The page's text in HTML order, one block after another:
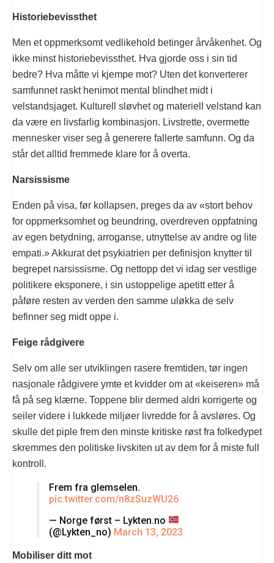
Historiebevissthet
Men et oppmerksomt vedlikehold betinger årvåkenhet. Og
ikke minst historiebevissthet. Hva gjorde oss i sin tid
bedre? Hva måtte vi kjempe mot? Uten det konverterer
samfunnet raskt henimot mental blindhet midt i
velstandsjaget. Kulturell sløvhet og materiell velstand kan
da være en livsfarlig kombinasjon. Livstrette, overmette
mennesker viser seg å generere fallerte samfunn. Og da
står det alltid fremmede klare for å overta.
Narsissisme
Enden på visa, før kollapsen, preges da av «stort behov
for oppmerksomhet og beundring, overdreven oppfatning
av egen betydning, arroganse, utnyttelse av andre og lite
empati.» Akkurat det psykiatrien per definisjon knytter til
begrepet narsissisme. Og nettopp det vi idag ser vestlige
politikere eksponere, i sin ustoppelige apetitt etter å
påføre resten av verden den samme uløkka de selv
befinner seg midt oppe i.
Feige rådgivere
Selv om alle ser utviklingen rasere fremtiden, tør ingen
nasjonale rådgivere ymte et kvidder om at «keiseren» må
få på seg klærne. Toppene blir dermed aldri korrigerte og
seiler videre i lukkede miljøer livredde for å avsløres. Og
skulle det piple frem den minste kritiske røst fra folkedypet
skremmes den politiske livskiten ut av dem for å miste full
kontroll.
Frem fra glemselen.
pic.twitter.com/n8zSuzWU26
— Norge først – Lykten.no
(@Lykten_no) March 13, 2023
Mobiliser ditt mot